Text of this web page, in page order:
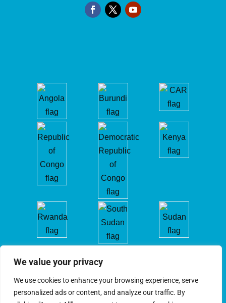
We value your privacy
We use cookies to enhance your browsing experience, serve
personalized ads or content, and analyze our traffic. By